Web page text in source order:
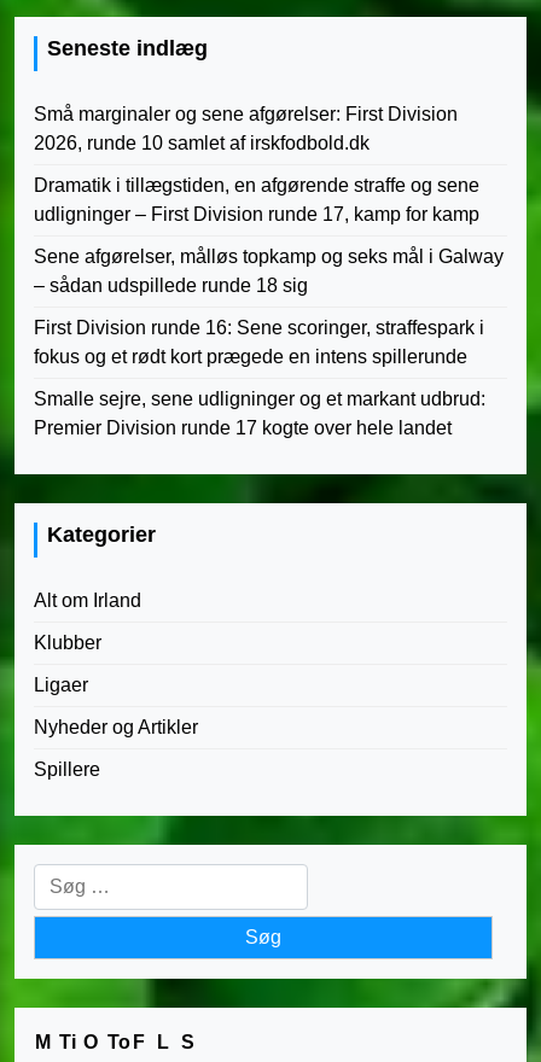
Seneste indlæg
Små marginaler og sene afgørelser: First Division
2026, runde 10 samlet af irskfodbold.dk
Dramatik i tillægstiden, en afgørende straffe og sene
udligninger – First Division runde 17, kamp for kamp
Sene afgørelser, målløs topkamp og seks mål i Galway
– sådan udspillede runde 18 sig
First Division runde 16: Sene scoringer, straffespark i
fokus og et rødt kort prægede en intens spillerunde
Smalle sejre, sene udligninger og et markant udbrud:
Premier Division runde 17 kogte over hele landet
Kategorier
Alt om Irland
Klubber
Ligaer
Nyheder og Artikler
Spillere
Søg
efter:
M Ti O To F L S